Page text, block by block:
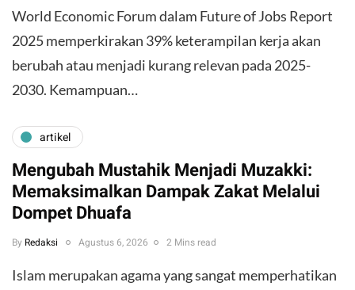
World Economic Forum dalam Future of Jobs Report
2025 memperkirakan 39% keterampilan kerja akan
berubah atau menjadi kurang relevan pada 2025-
2030. Kemampuan…
artikel
Mengubah Mustahik Menjadi Muzakki:
Memaksimalkan Dampak Zakat Melalui
Dompet Dhuafa
By Redaksi Agustus 6, 2026 2 Mins read
Islam merupakan agama yang sangat memperhatikan